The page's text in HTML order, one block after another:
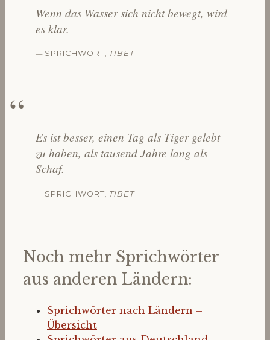
Wenn das Wasser sich nicht bewegt, wird
es klar.
— SPRICHWORT TIBET
Es ist besser, einen Tag als Tiger gelebt
zu haben, als tausend Jahre lang als
Schaf.
— SPRICHWORT TIBET
Noch mehr Sprichwörter
aus anderen Ländern:
Sprichwörter nach Ländern –
Übersicht